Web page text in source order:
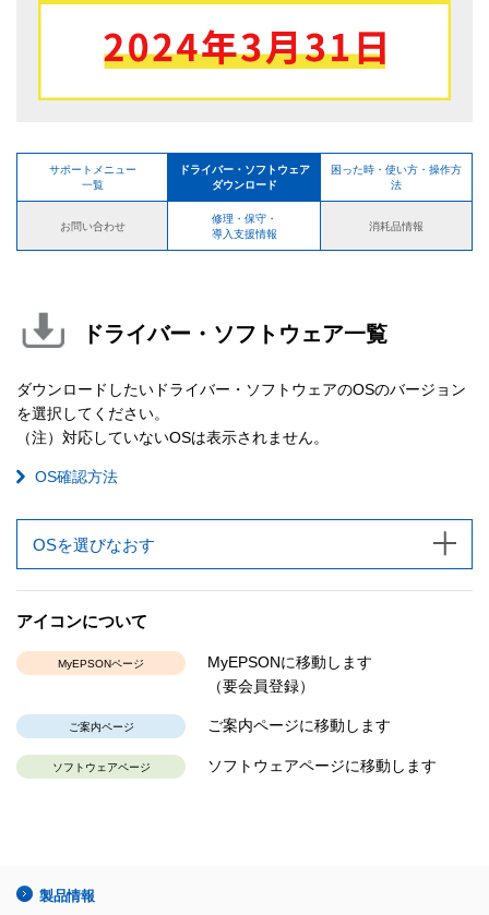
サポートメニュー
一覧
ドライバー・ソフトウェア
ダウンロード
困った時・使い方・操作方
法
お問い合わせ
修理・保守・
導入支援情報
消耗品情報
ドライバー・ソフトウェア一覧
ダウンロードしたいドライバー・ソフトウェアのOSのバージョン
を選択してください。
（注）対応していないOSは表示されません。
OS確認方法
OSを選びなおす
アイコンについて
MyEPSONページ
MyEPSONに移動します
（要会員登録）
ご案内ページ ご案内ページに移動します
ソフトウェアページ ソフトウェアページに移動します
製品情報